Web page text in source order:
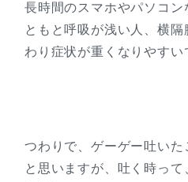
長時間のスマホやパソコン
ともと呼吸が浅い人、横
わり症状が重くなりやすい
つわりで、ゲーゲー吐いた
と思いますが、吐く時って